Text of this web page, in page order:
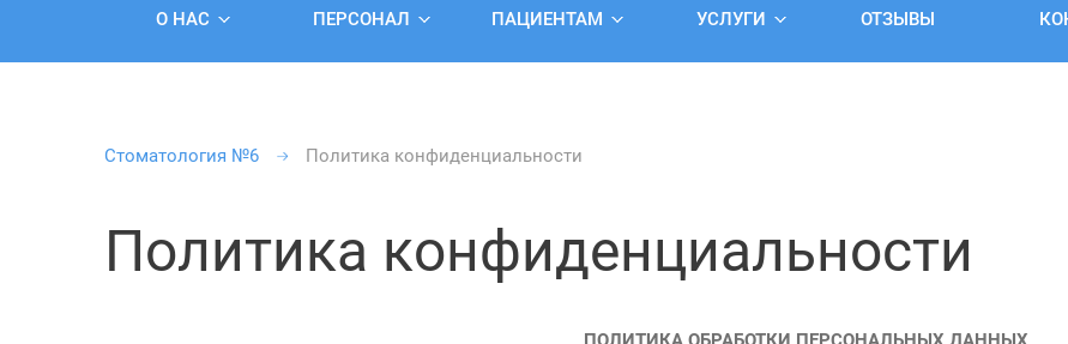
О НАС ПЕРСОНАЛ ПАЦИЕНТАМ УСЛУГИ ОТЗЫВЫ
Стоматология №6 Политика конфиденциальности
Политика конфиденциальности